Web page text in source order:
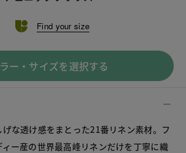
Find your size
ー・サイズを選択する
な透け感をまとった21番リネン素材。フ
ー産の世界最高峰リネンだけを丁寧に織